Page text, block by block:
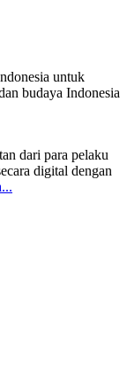
untuk
budaya Indonesia
dari para pelaku
digital dengan